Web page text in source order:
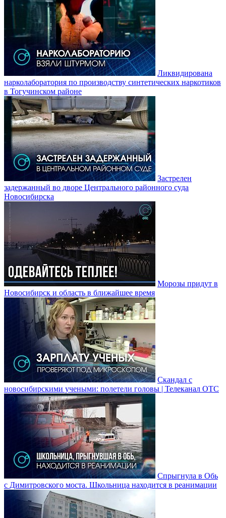
Ликвидирована
нарколаборатория по производству синтетических наркотиков
в Тогучинском районе
Застрелен
задержанный во дворе Центрального районного суда
Новосибирска
Морозы придут в
Новосибирск и область в ближайшее время
Скандал с
новосибирскими учеными: полетели головы | Телеканал ОТС
Спрыгнула в Обь
с Димитровского моста. Школьница находится в реанимации